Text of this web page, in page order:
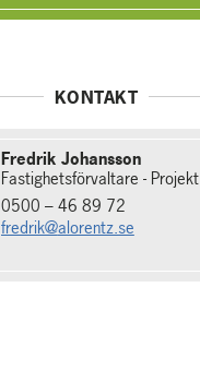
KONTAKT
Fredrik Johansson
Fastighetsförvaltare - Projekt
0500 – 46 89 72
fredrik@alorentz.se